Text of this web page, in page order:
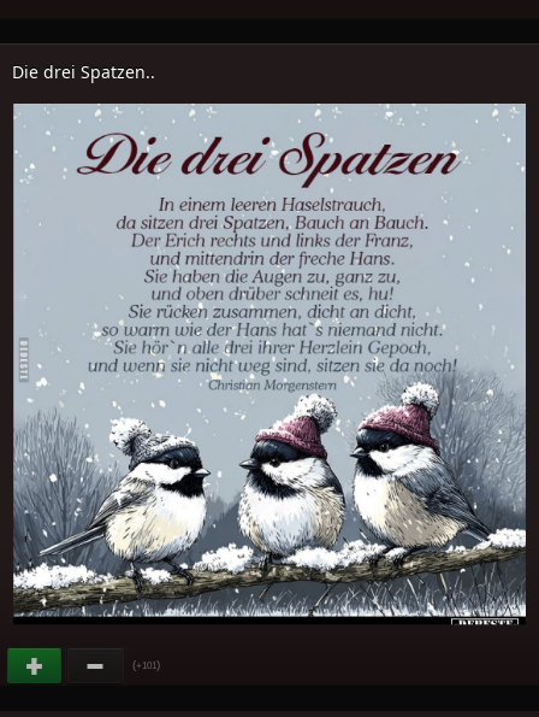
Die drei Spatzen..
(+101)